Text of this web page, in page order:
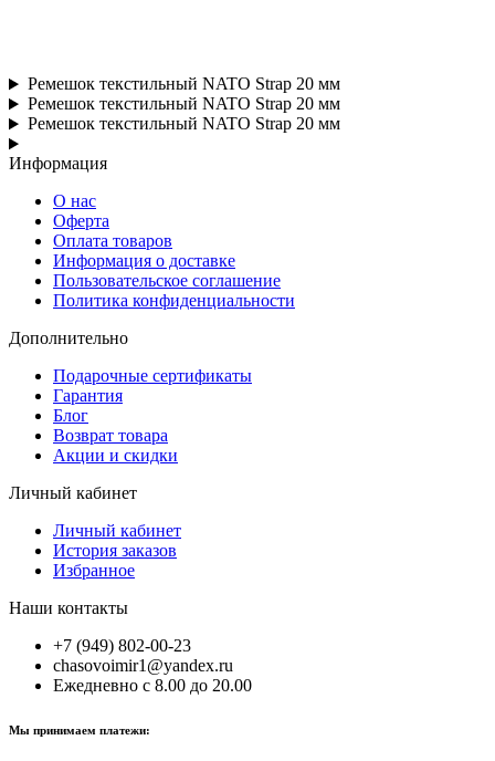
Ремешок текстильный NATO Strap 20 мм
Ремешок текстильный NATO Strap 20 мм
Ремешок текстильный NATO Strap 20 мм
Информация
О нас
Оферта
Оплата товаров
Информация о доставке
Пользовательское соглашение
Политика конфиденциальности
Дополнительно
Подарочные сертификаты
Гарантия
Блог
Возврат товара
Акции и скидки
Личный кабинет
Личный кабинет
История заказов
Избранное
Наши контакты
+7 (949) 802-00-23
chasovoimir1@yandex.ru
Ежедневно с 8.00 до 20.00
Мы принимаем платежи: